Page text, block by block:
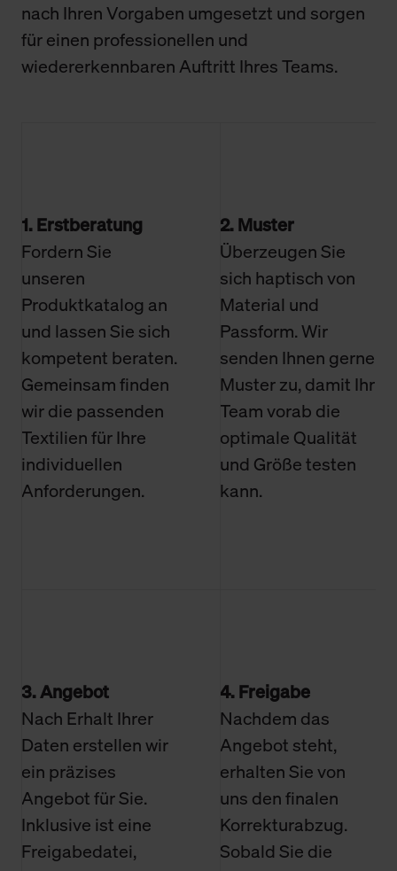
nach Ihren Vorgaben umgesetzt und sorgen
für einen professionellen und
wiedererkennbaren Auftritt Ihres Teams.
1. Erstberatung
Fordern Sie
unseren
Produktkatalog an
und lassen Sie sich
kompetent beraten.
Gemeinsam finden
wir die passenden
Textilien für Ihre
individuellen
Anforderungen.
2. Muster
Überzeugen Sie
sich haptisch von
Material und
Passform. Wir
senden Ihnen gerne
Muster zu, damit Ihr
Team vorab die
optimale Qualität
und Größe testen
kann.
3. Angebot
Nach Erhalt Ihrer
Daten erstellen wir
ein präzises
Angebot für Sie.
Inklusive ist eine
Freigabedatei,
4. Freigabe
Nachdem das
Angebot steht,
erhalten Sie von
uns den finalen
Korrekturabzug.
Sobald Sie die